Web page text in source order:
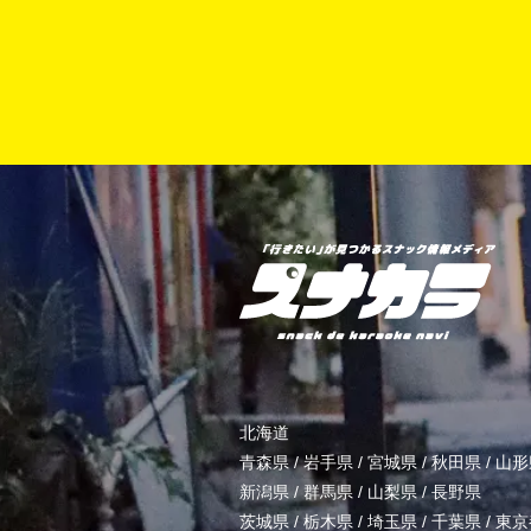
北海道
青森県/岩手県 / 宮城県 /秋田県 /山
新潟県 / 群馬県 / 山梨県/長野県
茨城県 / 栃木県 / 埼玉県/ 千葉県 /東